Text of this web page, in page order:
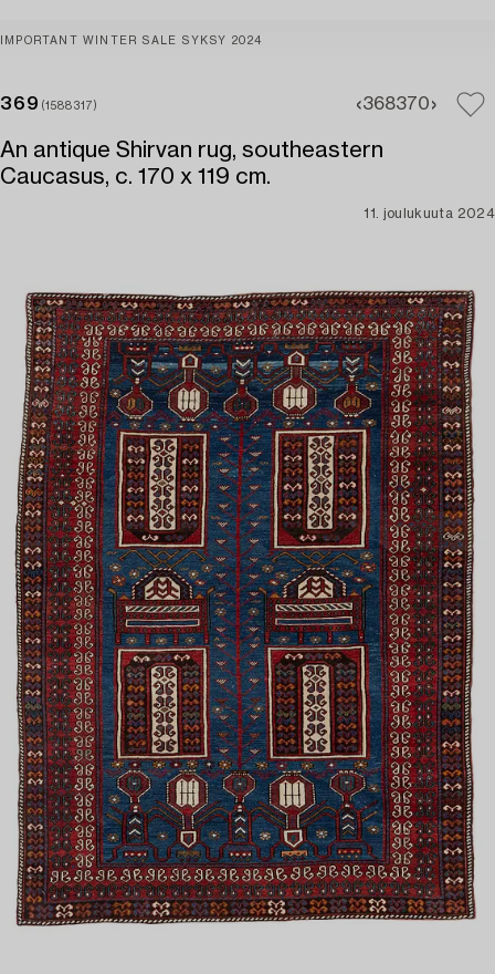
IMPORTANT WINTER SALE SYKSY 2024
369 (1588317) 368370
An antique Shirvan rug, southeastern
Caucasus, c. 170 x 119 cm.
11. joulukuuta 2024